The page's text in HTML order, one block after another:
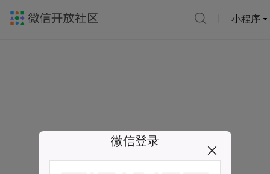
小程序
微信登录